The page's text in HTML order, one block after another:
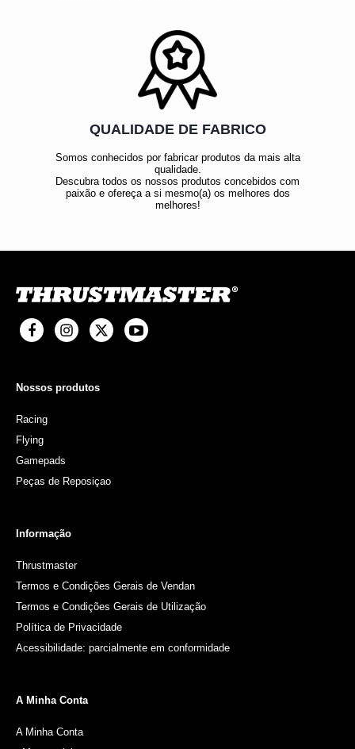
QUALIDADE DE FABRICO
Somos conhecidos por fabricar produtos da mais alta
qualidade.
Descubra todos os nossos produtos concebidos com
paixão e ofereça a si mesmo(a) os melhores dos
melhores!
Nossos produtos
Racing
Flying
Gamepads
Peças de Reposiçao
Informação
Thrustmaster
Termos e Condições Gerais de Vendan
Termos e Condições Gerais de Utilização
Política de Privacidade
Acessibilidade: parcialmente em conformidade
A Minha Conta
A Minha Conta